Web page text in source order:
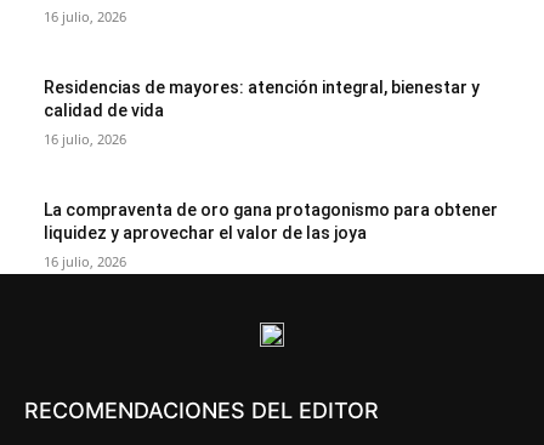
16 julio, 2026
Residencias de mayores: atención integral, bienestar y
calidad de vida
16 julio, 2026
La compraventa de oro gana protagonismo para obtener
liquidez y aprovechar el valor de las joya
16 julio, 2026
RECOMENDACIONES DEL EDITOR